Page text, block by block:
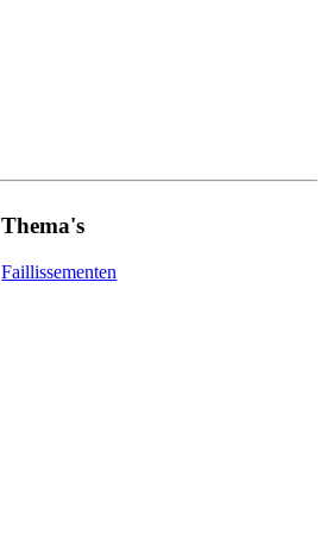
Thema's
Faillissementen